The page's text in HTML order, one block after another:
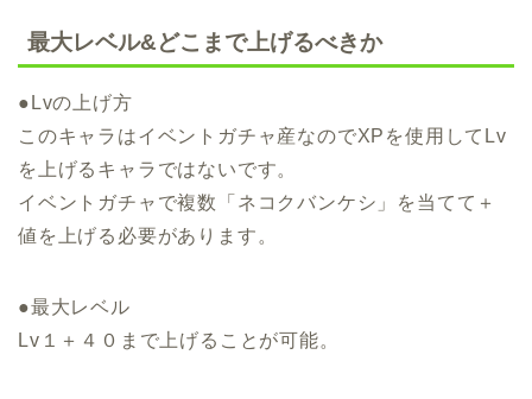
最大レベル&どこまで上げるべきか
●Lvの上げ方
このキャラはイベントガチャ産なのでXPを使用してLv
を上げるキャラではないです。
イベントガチャで複数「ネコクバンケシ」を当てて＋
値を上げる必要があります。
●最大レベル
Lv１＋４０まで上げることが可能。